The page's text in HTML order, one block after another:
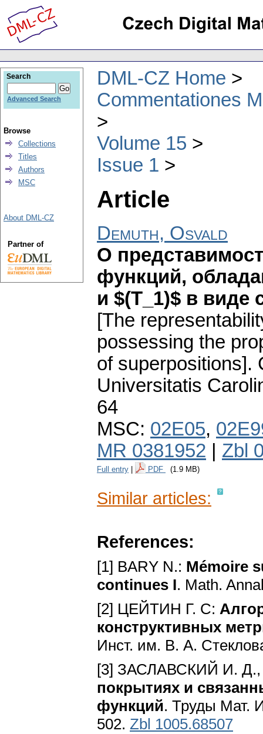
DML-CZ Home
Commentationes
Volume 15
Issue 1
Article
Demuth, Osvald
О
функций,
и $(T_1)$ в виде
[The
possessing the
of superpositions].
Universitatis
64
MSC: 02E05,
MR 0381952
Zbl
Full entry PDF (1.9 MB)
Similar articles:
References:
[1] BARY N.: Mémoire
continues I. Math.
[2] ЦЕЙТИН Г. С:
конструктивных
Инст. им. В. А.
[3] ЗАСЛАВСКИЙ И.
покрытиях и
функций. Труды Мат.
502. Zbl 1005.68507
Search
Advanced Search
Browse
Collections
Titles
Authors
MSC
About DML-CZ
Partner of